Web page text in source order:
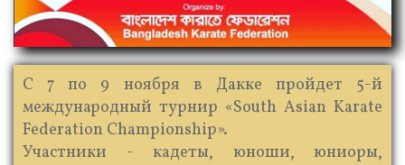
С 7 по 9 ноября в Дакке пройдет 5-й
международный турнир «South Asian Karate
Federation Championship».
Участники - кадеты, юноши, юниоры,